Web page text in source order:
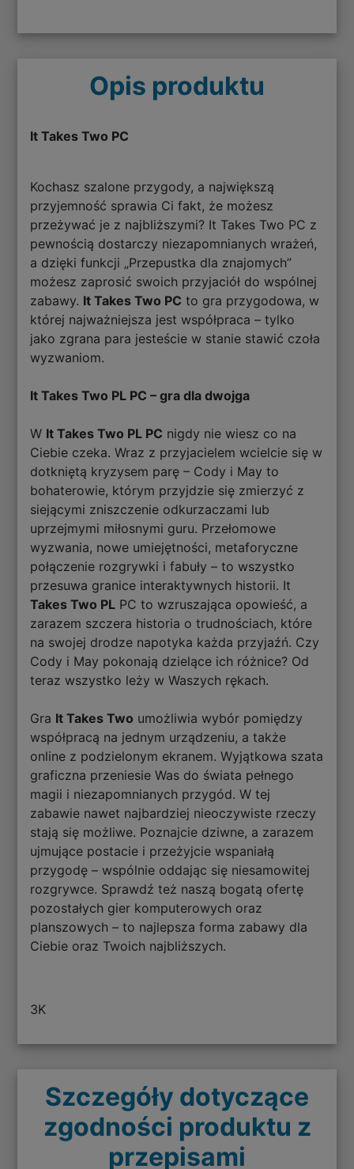
Opis produktu
It Takes Two PC
Kochasz szalone przygody, a największą
przyjemność sprawia Ci fakt, że możesz
przeżywać je z najbliższymi? It Takes Two PC z
pewnością dostarczy niezapomnianych wrażeń,
a dzięki funkcji „Przepustka dla znajomych”
możesz zaprosić swoich przyjaciół do wspólnej
zabawy. It Takes Two PC to gra przygodowa, w
której najważniejsza jest współpraca – tylko
jako zgrana para jesteście w stanie stawić czoła
wyzwaniom.
It Takes Two PL PC – gra dla dwojga
W It Takes Two PL PC nigdy nie wiesz co na
Ciebie czeka. Wraz z przyjacielem wcielcie się w
dotkniętą kryzysem parę – Cody i May to
bohaterowie, którym przyjdzie się zmierzyć z
siejącymi zniszczenie odkurzaczami lub
uprzejmymi miłosnymi guru. Przełomowe
wyzwania, nowe umiejętności, metaforyczne
połączenie rozgrywki i fabuły – to wszystko
przesuwa granice interaktywnych historii. It
Takes Two PL PC to wzruszająca opowieść, a
zarazem szczera historia o trudnościach, które
na swojej drodze napotyka każda przyjaźń. Czy
Cody i May pokonają dzielące ich różnice? Od
teraz wszystko leży w Waszych rękach.
Gra It Takes Two umożliwia wybór pomiędzy
współpracą na jednym urządzeniu, a także
online z podzielonym ekranem. Wyjątkowa szata
graficzna przeniesie Was do świata pełnego
magii i niezapomnianych przygód. W tej
zabawie nawet najbardziej nieoczywiste rzeczy
stają się możliwe. Poznajcie dziwne, a zarazem
ujmujące postacie i przeżyjcie wspaniałą
przygodę – wspólnie oddając się niesamowitej
rozgrywce. Sprawdź też naszą bogatą ofertę
pozostałych gier komputerowych oraz
planszowych – to najlepsza forma zabawy dla
Ciebie oraz Twoich najbliższych.
3K
Szczegóły dotyczące
zgodności produktu z
przepisami